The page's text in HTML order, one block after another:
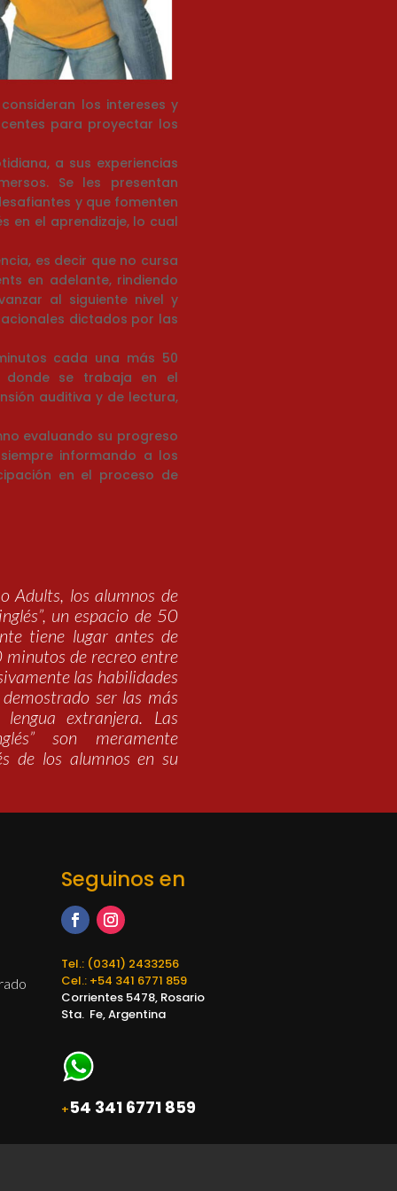
los intereses y
para proyectar los
a sus experiencias
Se les presentan
y que fomenten
en el aprendizaje, lo cual
es decir que no cursa
en adelante, rindiendo
al siguiente nivel y
dictados por las
cada una más 50
donde se trabaja en el
auditiva y de lectura,
evaluando su progreso
informando a los
en el proceso de
Adults, los alumnos de
un espacio de 50
tiene lugar antes de
minutos de recreo entre
las habilidades
ser las más
extranjera. Las
son meramente
de los alumnos en su
Seguinos en
Tel.: (0341) 2433256
Cel.: +54 341 6771 859
Corrientes 5478, Rosario
Sta. Fe, Argentina
+54 341 6771 859